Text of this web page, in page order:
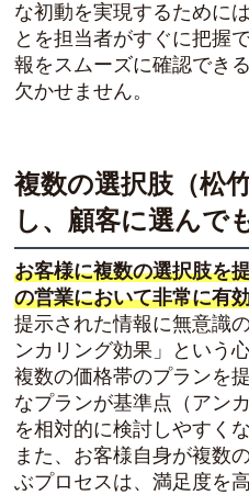
な初動を実現するために
とを担当者がすぐに把握
報をスムーズに確認でき
欠かせません。
複数の選択肢（松
し、顧客に選んで
お客様に複数の選択肢を
の営業において非常に有
提示された情報に無意識
ンカリング効果」という
複数の価格帯のプランを
なプランが基準点（アン
を相対的に検討しやすく
また、お客様自身が複数
ぶプロセスは、満足度を